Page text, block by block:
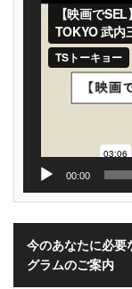
00:00
今のあなたに必要
グラムのご案内